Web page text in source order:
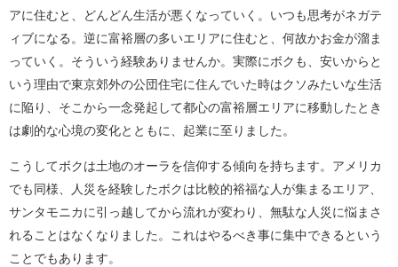
アに住むと、どんどん生活が悪くなっていく。いつも思考がネガテ
ィブになる。逆に富裕層の多いエリアに住むと、何故かお金が溜ま
っていく。そういう経験ありませんか。実際にボクも、安いからと
いう理由で東京郊外の公団住宅に住んでいた時はクソみたいな生活
に陥り、そこから一念発起して都心の富裕層エリアに移動したとき
は劇的な心境の変化とともに、起業に至りました。
こうしてボクは土地のオーラを信仰する傾向を持ちます。アメリカ
でも同様、人災を経験したボクは比較的裕福な人が集まるエリア、
サンタモニカに引っ越してから流れが変わり、無駄な人災に悩まさ
れることはなくなりました。これはやるべき事に集中できるという
ことでもあります。